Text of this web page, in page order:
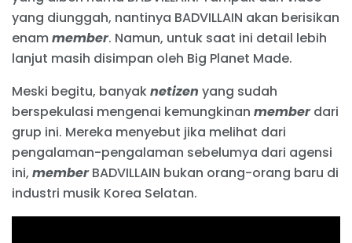
yang diunggah, nantinya BADVILLAIN akan berisikan
enammember. Namun, untuk saat ini detail lebih
lanjut masih disimpan oleh Big Planet Made.
Meski begitu, banyaknetizen yang sudah
berspekulasi mengenai kemungkinan memberdari
grup ini. Mereka menyebut jika melihat dari
pengalaman-pengalaman sebelumya dari agensi
ini, memberBADVILLAIN bukan orang-orang baru di
industri musik Korea Selatan.